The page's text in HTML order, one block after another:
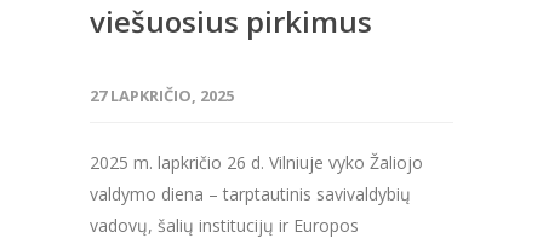
viešuosius pirkimus
27 LAPKRIČIO, 2025
2025 m. lapkričio 26 d. Vilniuje vyko Žaliojo
valdymo diena – tarptautinis savivaldybių
vadovų, šalių institucijų ir Europos